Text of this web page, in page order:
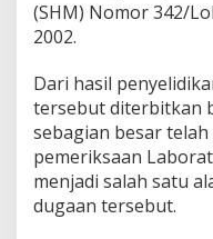
a
T
l
i
b
a
t
(SHM) Nomor 342/
2002.
Dari hasil
tersebut diterbitkan
sebagian besar
pemeriksaan
menjadi salah satu
dugaan tersebut.